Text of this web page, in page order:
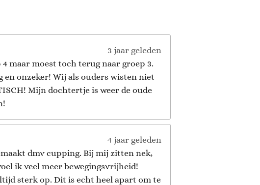
3 jaar geleden
maar moest toch terug naar groep 3.
en onzeker! Wij als ouders wisten niet
Mijn dochtertje is weer de oude
4 jaar geleden
dmv cupping. Bij mij zitten nek,
ik veel meer bewegingsvrijheid!
sterk op. Dit is echt heel apart om te